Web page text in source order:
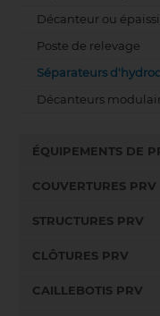
Décanteur ou
Poste de relevage
Séparateurs
Décanteurs
ÉQUIPEMENTS DE
COUVERTURES PRV
STRUCTURES PRV
CLÔTURES PRV
CAILLEBOTIS PRV